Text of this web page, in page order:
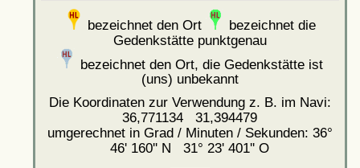
bezeichnet den Ort
bezeichnet die
Gedenkstätte punktgenau
bezeichnet den Ort, die Gedenkstätte ist
(uns) unbekannt
Die Koordinaten zur Verwendung z. B. im Navi:
36,771134 31,394479
umgerechnet in Grad / Minuten / Sekunden: 36°
46' 160'' N 31° 23' 401'' O